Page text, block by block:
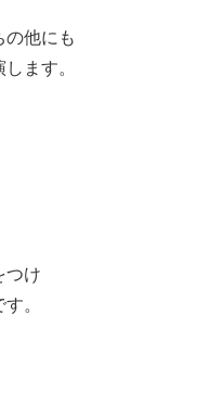
の他にも
ます。
つけ
。